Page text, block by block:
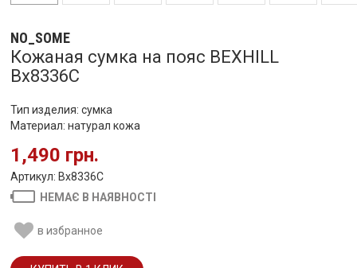
NO_SOME
Кожаная сумка на пояс BEXHILL
Bx8336C
Тип изделия: сумка
Материал: натурал кожа
1,490 грн.
Артикул: Bx8336C
НЕМАЄ В НАЯВНОСТІ
в избранное